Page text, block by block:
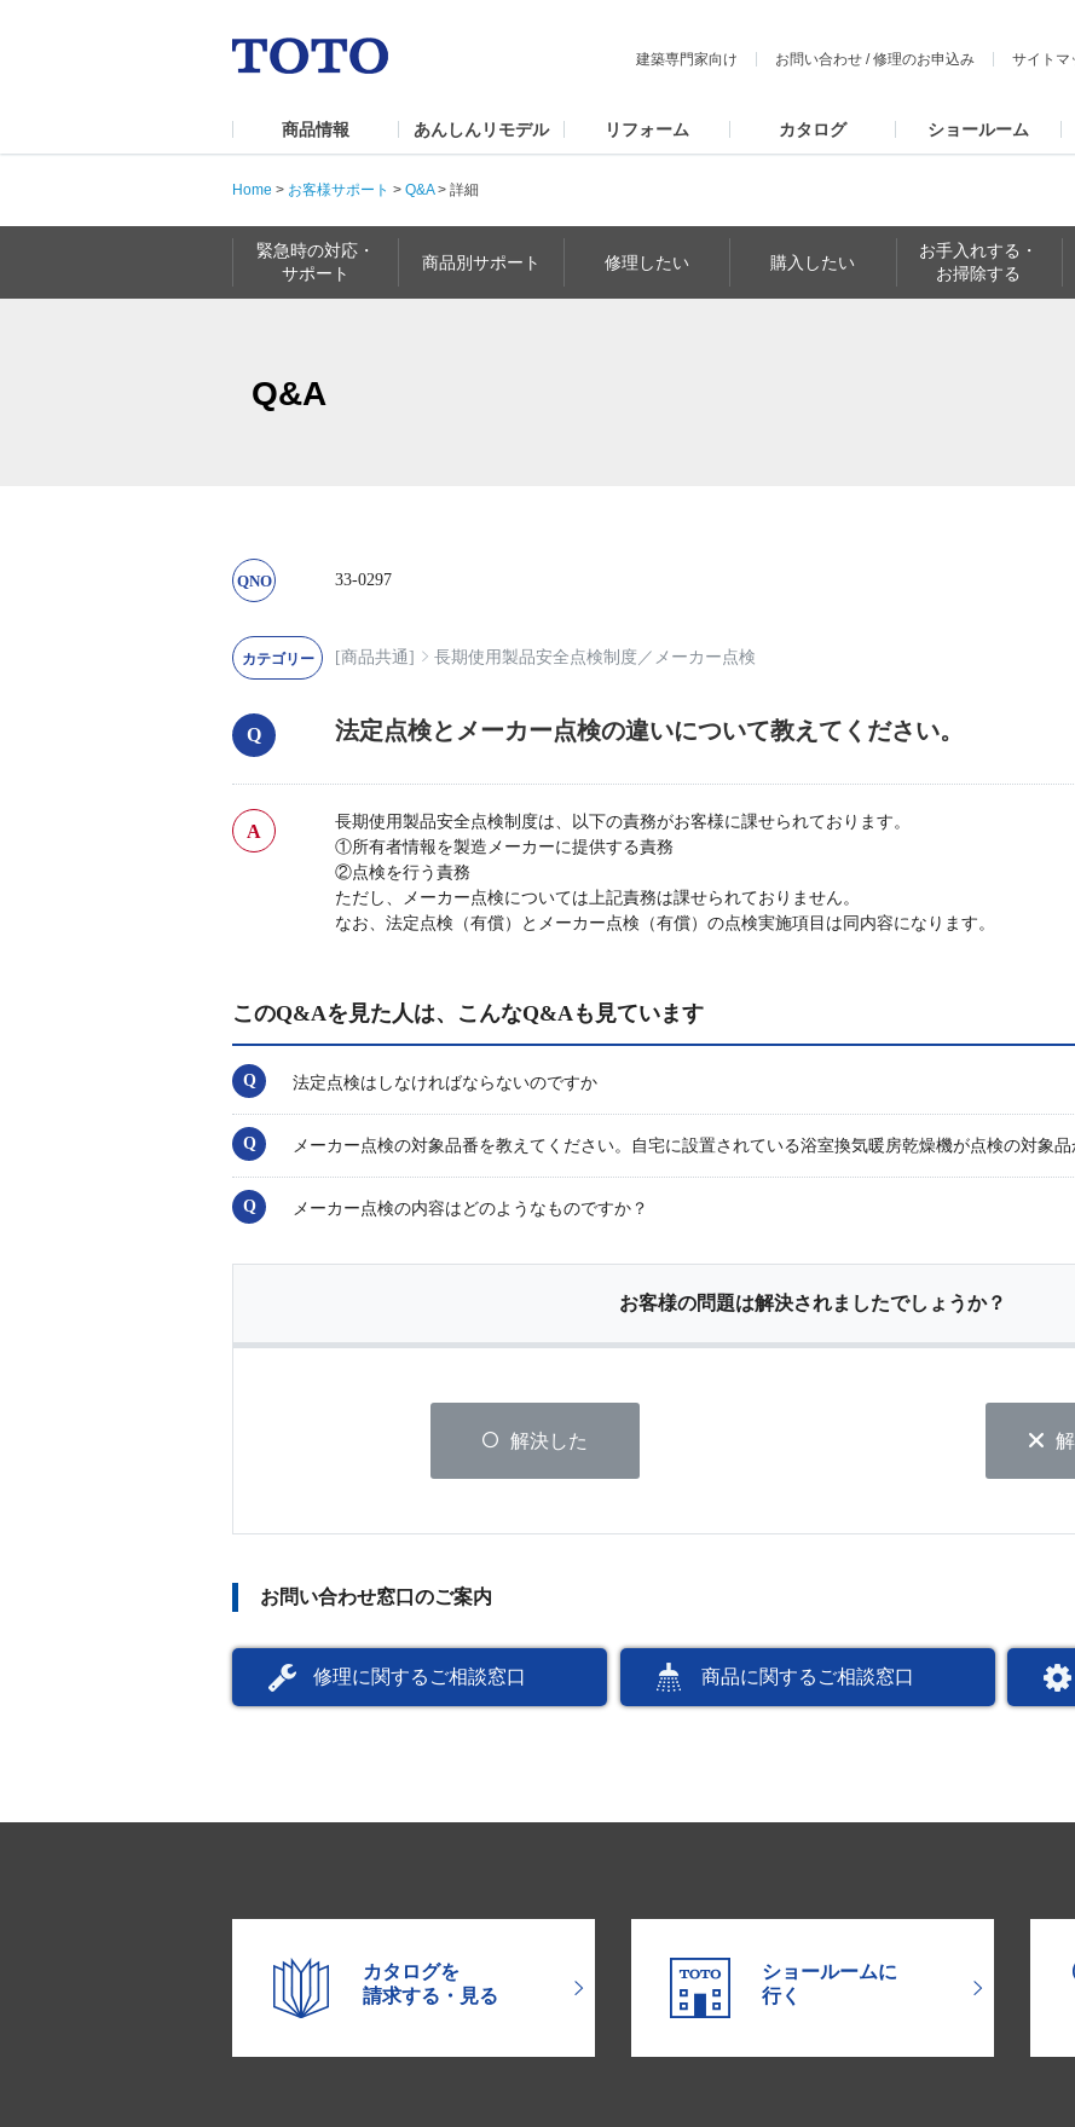
建築専門家向け お問い合わせ /修理のお申込み サイトマ
商品情報 あんしんリモデル リフォーム カタログ ショールーム
Home > お客様サポート > Q&A> 詳細
緊急時の対応・
サポート
商品別サポート 修理したい 購入したい
お手入れする・
お掃除する
Q&A
33-0297
[商品共通] 長期使用製品安全点検制度 ／ メーカー点検
法定点検とメーカー点検の違いについて教えてください。
長期使用製品安全点検制度は、以下の責務がお客様に課せられております。
①所有者情報を製造メーカーに提供する責務
②点検を行う責務
ただし、メーカー点検については上記責務は課せられておりません。
なお、法定点検（有償）とメーカー点検（有償）の点検実施項目は同内容になります。
このQ&Aを見た人は、こんなQ&Aも見ています
法定点検はしなければならないのですか
メーカー点検の対象品番を教えてください。自宅に設置されている浴室換気暖房乾燥機が点検の対象品
メーカー点検の内容はどのようなものですか？
お客様の問題は解決されましたでしょうか？
解決した
お問い合わせ窓口のご案内
修理に関するご相談窓口 商品に関するご相談窓口
カタログを
請求する・見る
ショールームに
行く